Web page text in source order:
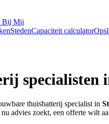
Bij Mij
StedenCapaciteit calculator
specialisten
thuisbatterij specialist in
advies zoekt, een offerte wilt